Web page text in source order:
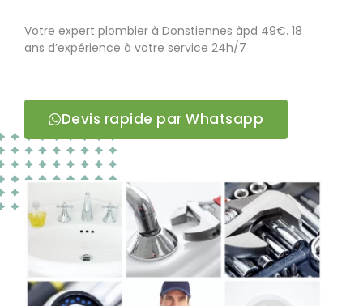
Votre expert plombier à Donstiennes àpd 49€. 18
ans d’expérience à votre service 24h/7
Devis rapide par Whatsapp